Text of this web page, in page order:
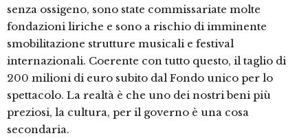
senza ossigeno, sono state commissariate molte
fondazioni liriche e sono a rischio di imminente
smobilitazione strutture musicali e festival
internazionali. Coerente con tutto questo, il taglio di
200 milioni di euro subito dal Fondo unico per lo
spettacolo. La realtà è che uno dei nostri beni più
preziosi, la cultura, per il governo è una cosa
secondaria.